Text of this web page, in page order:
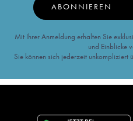
ABONNIEREN
Mit Ihrer Anmeldung erhalten Sie
und Einblicke
Sie können sich jederzeit